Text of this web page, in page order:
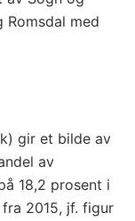
Romsdal med
gir et bilde av
av
18,2 prosent i
2015, jf. figur